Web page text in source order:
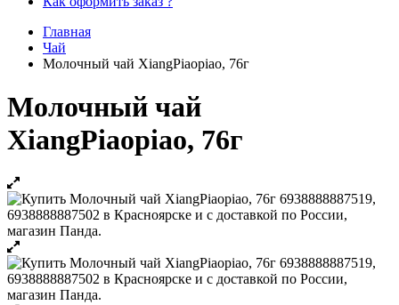
Главная
Чай
Молочный чай XiangPiaopiao, 76г
Молочный чай
XiangPiaopiao, 76г